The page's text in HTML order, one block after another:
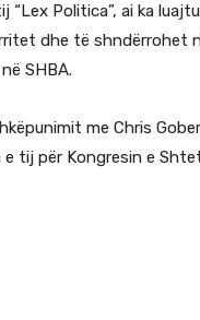
Politica”, ai ka
dhe të shndërrohet
SHBA.
me Chris
tij për Kongresin e